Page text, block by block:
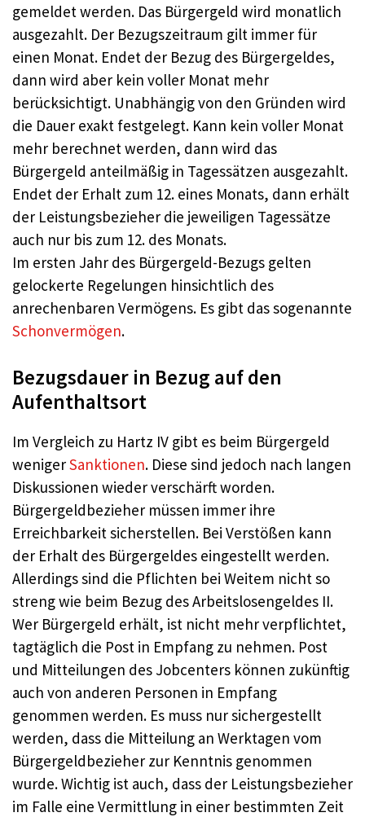
gemeldet werden. Das Bürgergeld wird monatlich
ausgezahlt. Der Bezugszeitraum gilt immer für
einen Monat. Endet der Bezug des Bürgergeldes,
dann wird aber kein voller Monat mehr
berücksichtigt. Unabhängig von den Gründen wird
die Dauer exakt festgelegt. Kann kein voller Monat
mehr berechnet werden, dann wird das
Bürgergeld anteilmäßig in Tagessätzen ausgezahlt.
Endet der Erhalt zum 12. eines Monats, dann erhält
der Leistungsbezieher die jeweiligen Tagessätze
auch nur bis zum 12. des Monats.
Im ersten Jahr des Bürgergeld-Bezugs gelten
gelockerte Regelungen hinsichtlich des
anrechenbaren Vermögens. Es gibt das sogenannte
Schonvermögen.
Bezugsdauer in Bezug auf den
Aufenthaltsort
Im Vergleich zu Hartz IV gibt es beim Bürgergeld
wenigerSanktionen. Diese sind jedoch nach langen
Diskussionen wieder verschärft worden.
Bürgergeldbezieher müssen immer ihre
Erreichbarkeit sicherstellen. Bei Verstößen kann
der Erhalt des Bürgergeldes eingestellt werden.
Allerdings sind die Pflichten bei Weitem nicht so
streng wie beim Bezug des Arbeitslosengeldes II.
Wer Bürgergeld erhält, ist nicht mehr verpflichtet,
tagtäglich die Post in Empfang zu nehmen. Post
und Mitteilungen des Jobcenters können zukünftig
auch von anderen Personen in Empfang
genommen werden. Es muss nur sichergestellt
werden, dass die Mitteilung an Werktagen vom
Bürgergeldbezieher zur Kenntnis genommen
wurde. Wichtig ist auch, dass der Leistungsbezieher
im Falle eine Vermittlung in einer bestimmten Zeit